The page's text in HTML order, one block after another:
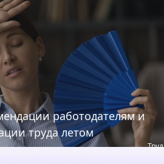
работодателям и
труда летом
Труд